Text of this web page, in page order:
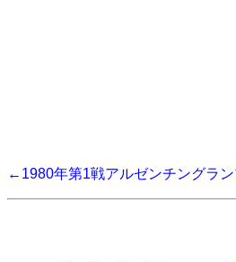
←1980年第1戦アルゼンチングラン